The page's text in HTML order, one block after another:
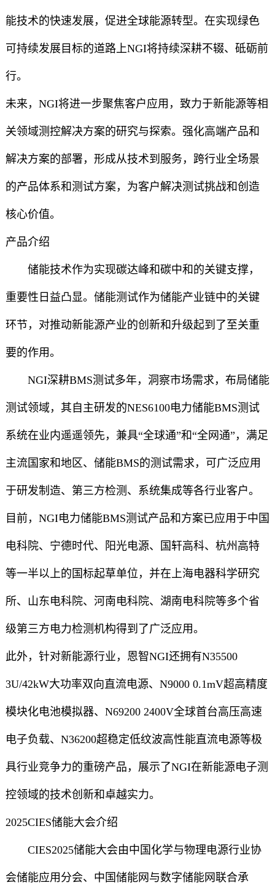
能技术的快速发展，促进全球能源转型。在实现绿色
可持续发展目标的道路上NGI将持续深耕不辍、砥砺前
行。
未来，NGI将进一步聚焦客户应用，致力于新能源等相
关领域测控解决方案的研究与探索。强化高端产品和
解决方案的部署，形成从技术到服务，跨行业全场景
的产品体系和测试方案，为客户解决测试挑战和创造
核心价值。
产品介绍
储能技术作为实现碳达峰和碳中和的关键支撑，
重要性日益凸显。储能测试作为储能产业链中的关键
环节，对推动新能源产业的创新和升级起到了至关重
要的作用。
NGI深耕BMS测试多年，洞察市场需求，布局储能
测试领域，其自主研发的NES6100电力储能BMS测试
系统在业内遥遥领先，兼具“全球通”和“全网通”，满足
主流国家和地区、储能BMS的测试需求，可广泛应用
于研发制造、第三方检测、系统集成等各行业客户。
目前，NGI电力储能BMS测试产品和方案已应用于中国
电科院、宁德时代、阳光电源、国轩高科、杭州高特
等一半以上的国标起草单位，并在上海电器科学研究
所、山东电科院、河南电科院、湖南电科院等多个省
级第三方电力检测机构得到了广泛应用。
此外，针对新能源行业，恩智NGI还拥有N35500
3U/42kW大功率双向直流电源、N9000 0.1mV超高精度
模块化电池模拟器、N69200 2400V全球首台高压高速
电子负载、N36200超稳定低纹波高性能直流电源等极
具行业竞争力的重磅产品，展示了NGI在新能源电子测
控领域的技术创新和卓越实力。
2025CIES储能大会介绍
CIES2025储能大会由中国化学与物理电源行业协
会储能应用分会、中国储能网与数字储能网联合承